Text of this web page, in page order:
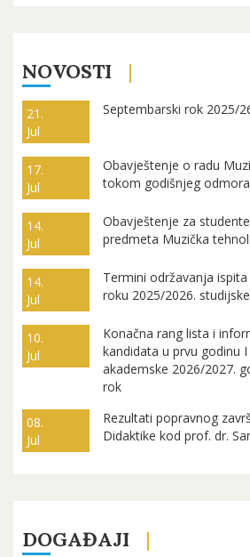
NOVOSTI
21.
Jul
Septembarski rok 2025/
17.
Jul
Obavještenje o radu
tokom godišnjeg odmora
14.
Jul
Obavještenje za
predmeta Muzička
14.
Jul
Termini održavanja
roku 2025/2026.
10.
Jul
Konačna rang lista i
kandidata u prvu godinu
akademske 2026/2027.
rok
08.
Jul
Rezultati popravnog
Didaktike kod prof. dr.
DOGAĐAJI